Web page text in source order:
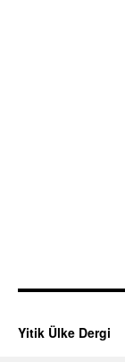
Yitik Ülke Dergi